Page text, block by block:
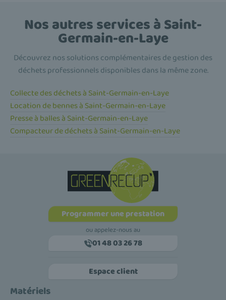
Nos autres services à Saint-
Germain-en-Laye
Découvrez nos solutions complémentaires de gestion des
déchets professionnels disponibles dans la même zone.
Collecte des déchets à Saint-Germain-en-Laye
Location de bennes à Saint-Germain-en-Laye
Presse à balles à Saint-Germain-en-Laye
Compacteur de déchets à Saint-Germain-en-Laye
Programmer une prestation
ou appelez-nous au
01 48 03 26 78
Espace client
Matériels